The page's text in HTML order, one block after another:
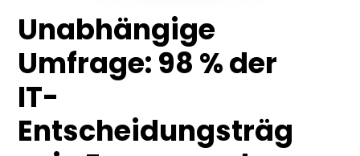
Unabhängige
Umfrage: 98 % der
IT-
Entscheidungsträg